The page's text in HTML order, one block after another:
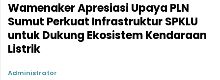
Wamenaker Apresiasi Upaya PLN
Sumut Perkuat Infrastruktur SPKLU
untuk Dukung Ekosistem Kendaraan
Listrik
Administrator